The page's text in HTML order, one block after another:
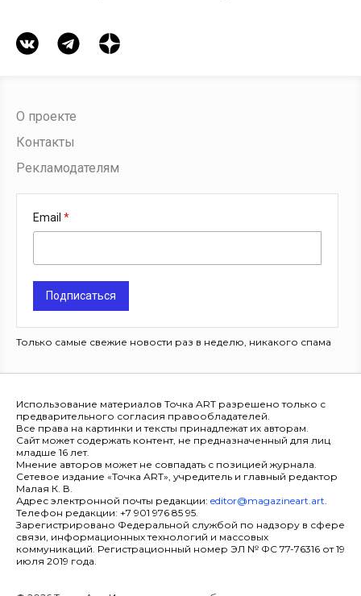
О проекте
Контакты
Рекламодателям
Email
Подписаться
Только самые свежие новости раз в неделю, никакого спама
Использование материалов Точка ART разрешено только с
предварительного согласия правообладателей.
Все права на картинки и тексты принадлежат их авторам.
Сайт может содержать контент, не предназначенный для лиц
младше 16 лет.
Мнение авторов может не совпадать с позицией журнала.
Сетевое издание «Точка ART», учредитель и главный редактор
Малая К. В.
Адрес электронной почты редакции: editor@magazineart.art.
Телефон редакции: +7 901 976 85 95.
Зарегистрировано Федеральной службой по надзору в сфере
связи, информационных технологий и массовых
коммуникаций. Регистрационный номер ЭЛ № ФС 77-76316 от 19
июля 2019 года.